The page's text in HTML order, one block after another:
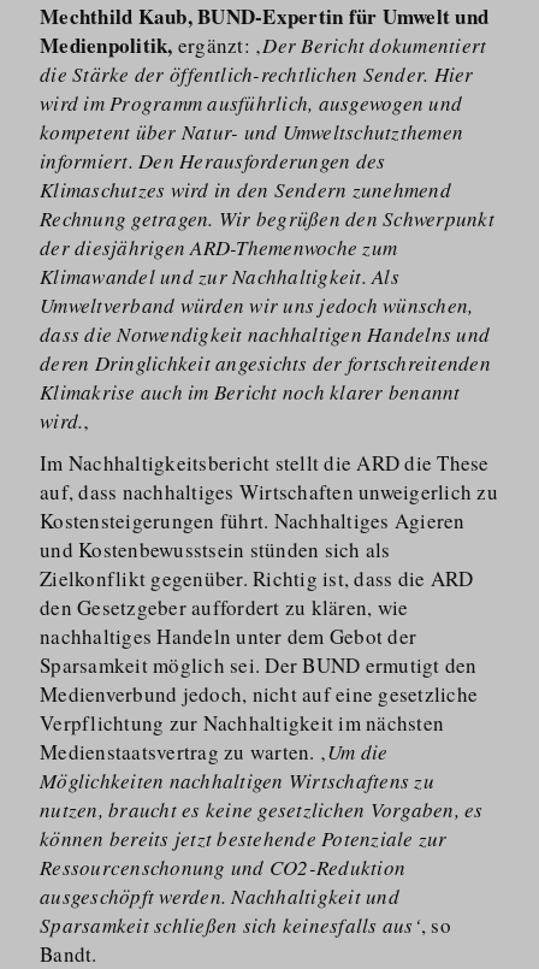
Mechthild Kaub, BUND-Expertin für Umwelt und
Medienpolitik, ergänzt: ‚Der Bericht dokumentiert
die Stärke der öffentlich-rechtlichen Sender. Hier
wird im Programm ausführlich, ausgewogen und
kompetent über Natur- und Umweltschutzthemen
informiert. Den Herausforderungen des
Klimaschutzes wird in den Sendern zunehmend
Rechnung getragen. Wir begrüßen den Schwerpunkt
der diesjährigen ARD-Themenwoche zum
Klimawandel und zur Nachhaltigkeit. Als
Umweltverband würden wir uns jedoch wünschen,
dass die Notwendigkeit nachhaltigen Handelns und
deren Dringlichkeit angesichts der fortschreitenden
Klimakrise auch im Bericht noch klarer benannt
wird.‚
Im Nachhaltig­keitsbericht stellt die ARD die These
auf, dass nachhaltiges Wirtschaften unweigerlich zu
Kostenstei­gerungen führt. Nachhaltiges Agieren
und Kostenbe­wusstsein stünden sich als
Zielkonflikt gegenüber. Richtig ist, dass die ARD
den Gesetzgeber auffordert zu klären, wie
nachhaltiges Handeln unter dem Gebot der
Sparsamkeit möglich sei. Der BUND ermutigt den
Medienverbund jedoch, nicht auf eine gesetzliche
Verpflichtung zur Nachhaltigkeit im nächsten
Medienstaatsvertrag zu warten. ‚Um die
Möglichkeiten nachhaltigen Wirtschaftens zu
nutzen, braucht es keine gesetzlichen Vorgaben, es
können bereits jetzt bestehende Potenziale zur
Ressourcenschonung und CO2-Reduktion
ausgeschöpft werden. Nachhaltigkeit und
Sparsamkeit schließen sich keinesfalls aus‘, so
Bandt.